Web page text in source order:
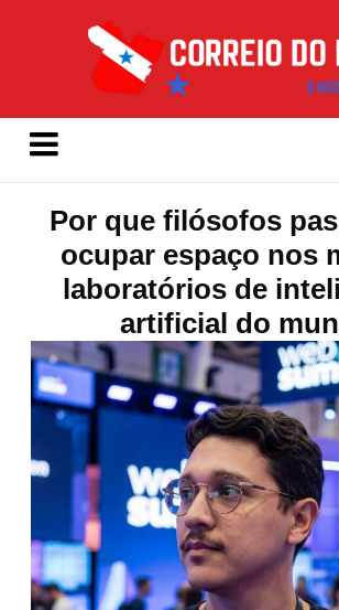
Por que filósofos
ocupar espaço nos
laboratórios de
artificial do